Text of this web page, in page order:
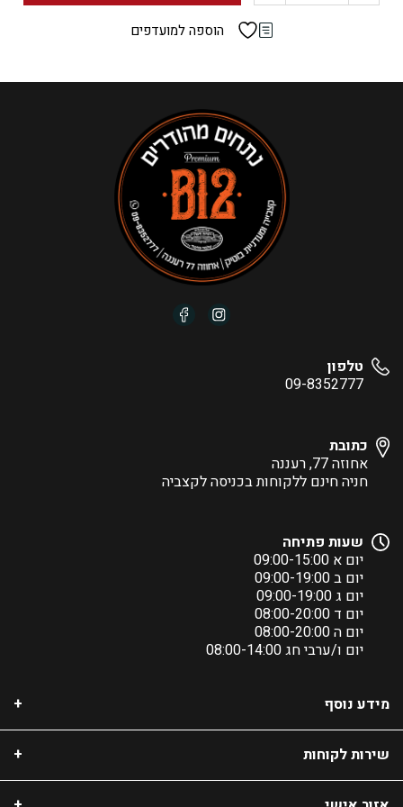
הוספה למועדפים
טלפון
09-8352777
כתובת
אחוזה 77, רעננה
חניה חינם ללקוחות בכניסה לקצביה
שעות פתיחה
יום א 09:00-15:00
יום ב 09:00-19:00
יום ג 09:00-19:00
יום ד 08:00-20:00
יום ה 08:00-20:00
יום ו/ערבי חג 08:00-14:00
מידע נוסף
שירות לקוחות